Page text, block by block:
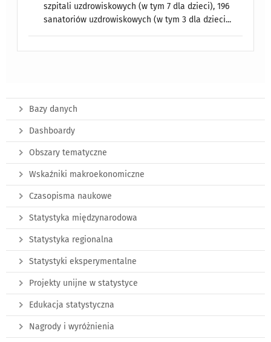
szpitali uzdrowiskowych (w tym 7 dla dzieci), 196
sanatoriów uzdrowiskowych (w tym 3 dla dzieci...
Bazy danych
Dashboardy
Obszary tematyczne
Wskaźniki makroekonomiczne
Czasopisma naukowe
Statystyka międzynarodowa
Statystyka regionalna
Statystyki eksperymentalne
Projekty unijne w statystyce
Edukacja statystyczna
Nagrody i wyróżnienia